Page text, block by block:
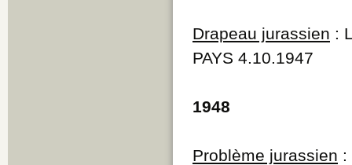
Drapeau jurassien :
PAYS 4.10.1947
1948
Problème jurassien :